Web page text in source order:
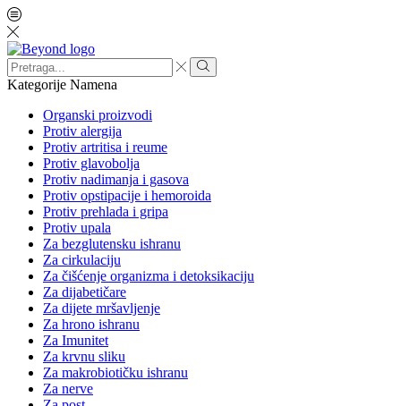
Search
input
Search
Kategorije Namena
Organski proizvodi
Protiv alergija
Protiv artritisa i reume
Protiv glavobolja
Protiv nadimanja i gasova
Protiv opstipacije i hemoroida
Protiv prehlada i gripa
Protiv upala
Za bezglutensku ishranu
Za cirkulaciju
Za čišćenje organizma i detoksikaciju
Za dijabetičare
Za dijete mršavljenje
Za hrono ishranu
Za Imunitet
Za krvnu sliku
Za makrobiotičku ishranu
Za nerve